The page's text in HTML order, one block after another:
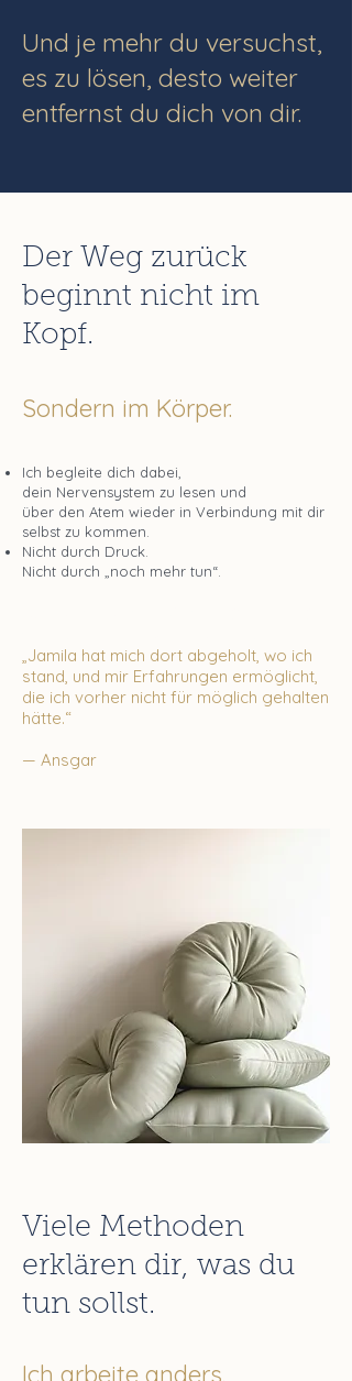
Und je mehr du versuchst,
es zu lösen, desto weiter
entfernst du dich von dir.
Der Weg zurück
beginnt nicht im
Kopf.
Sondern im Körper.
Ich begleite dich dabei,
dein Nervensystem zu lesen und
über den Atem wieder in Verbindung mit dir
selbst zu kommen.
Nicht durch Druck.
Nicht durch „noch mehr tun“.
Begleitung.
„Jamila hat mich dort abgeholt, wo ich
stand, und mir Erfahrungen ermöglicht,
die ich vorher nicht für möglich gehalten
hätte.“
— Ansgar
Viele Methoden
erklären dir, was du
tun sollst.
Ich arbeite anders.